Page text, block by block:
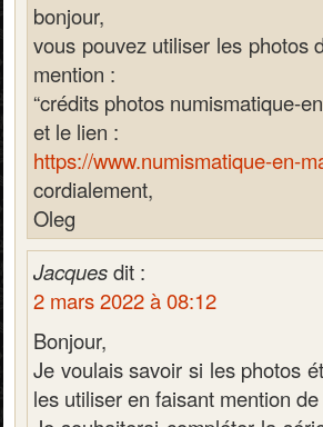
bonjour,
vous pouvez utiliser les photos
mention :
“crédits photos numismatique-
et le lien :
https://www.numismatique-en-
cordialement,
Oleg
Jacquesdit :
2 mars 2022 à 08:12
Bonjour,
Je voulais savoir si les photos
les utiliser en faisant mention